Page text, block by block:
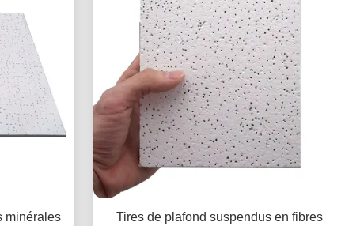
minérales
Tires de plafond suspendus en fibres